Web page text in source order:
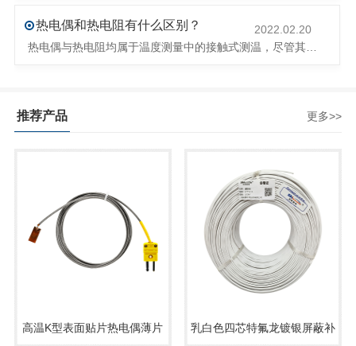
热电偶和热电阻有什么区别？
2022.02.20
推荐产品 更多>>
高温K型表面贴片热电偶薄片 乳白色四芯特氟龙镀银屏蔽补